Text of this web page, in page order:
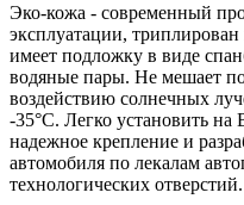
Эко-кожа - современный
эксплуатации,
имеет подложку в виде
водяные пары. Не мешает
воздействию солнечных
-35°C. Легко установить
надежное крепление и
автомобиля по лекалам
технологических отверстий.